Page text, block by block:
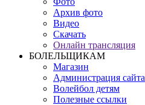
Архив фото
Видео
Скачать
Онлайн трансляция
БОЛЕЛЬЩИКАМ
Магазин
Администрация сайта
Волейбол детям
Полезные ссылки